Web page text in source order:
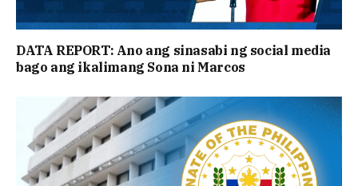
DATA REPORT: Ano ang sinasabi ng social media
bago ang ikalimang Sona ni Marcos